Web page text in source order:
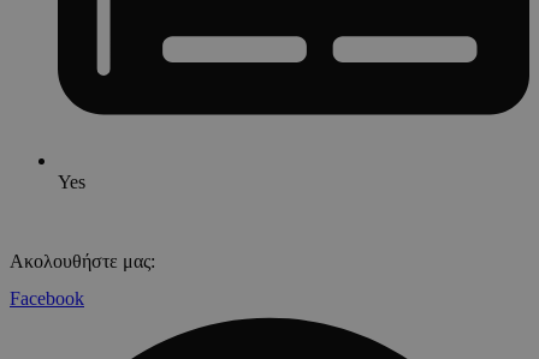
Yes
Ακολουθήστε μας:
Facebook